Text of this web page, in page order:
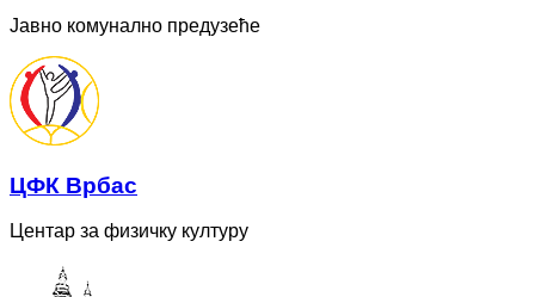
Јавно комунално предузеће
ЦФК Врбас
Центар за физичку културу